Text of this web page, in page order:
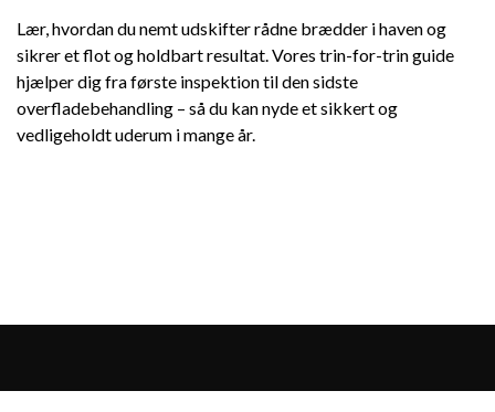
Lær, hvordan du nemt udskifter rådne brædder i haven og
sikrer et flot og holdbart resultat. Vores trin-for-trin guide
hjælper dig fra første inspektion til den sidste
overfladebehandling – så du kan nyde et sikkert og
vedligeholdt uderum i mange år.